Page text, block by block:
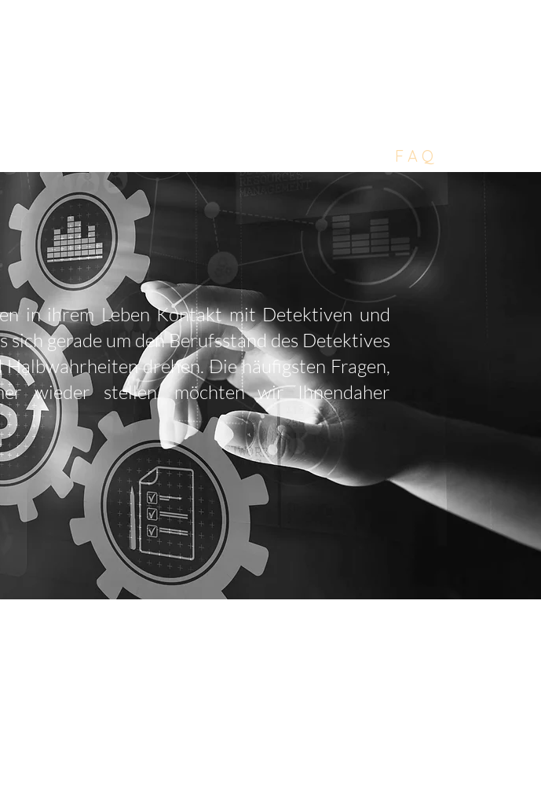
F A Q
in ihrem Leben Kontakt mit Detektiven und
gerade um den Berufsstand des Detektives
drehen. Die häufigsten Fragen,
wieder stellen, möchten wir Ihnendaher